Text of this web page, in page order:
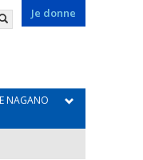
Je donne
NAGANO